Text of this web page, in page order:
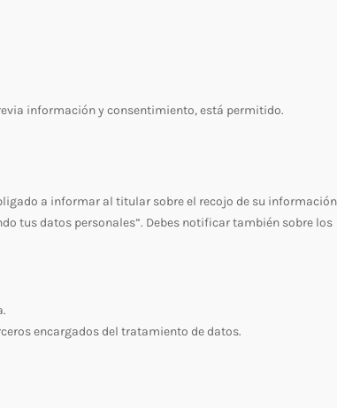
información y consentimiento, está permitido.
a informar al titular sobre el recojo de su
tus datos personales”. Debes notificar también sobre los
encargados del tratamiento de datos.